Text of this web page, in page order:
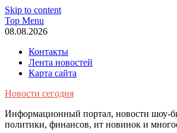
Skip to content
Top Menu
08.08.2026
Контакты
Лента новостей
Карта сайта
Новости сегодня
Информационный портал, новости шоу-
политики, финансов, ит новинок и